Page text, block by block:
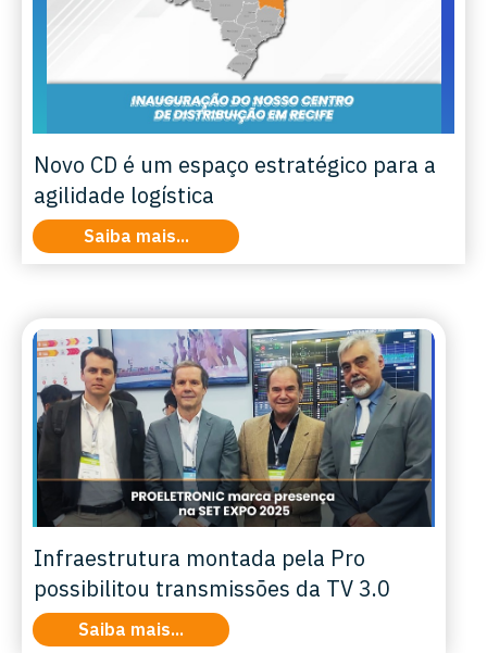
Novo CD é um espaço estratégico para a
agilidade logística
Saiba mais...
Infraestrutura montada pela Pro
possibilitou transmissões da TV 3.0
Saiba mais...